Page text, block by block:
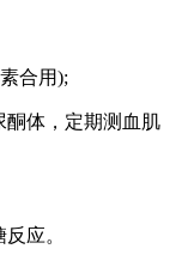
合用);
酮体，定期测血肌
应。